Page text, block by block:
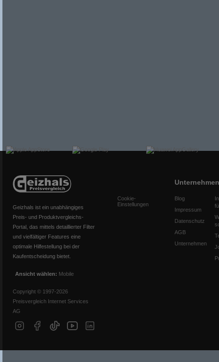
Geizhals ist ein unabhängiges
Preis- und Produktvergleichs-
Portal, das mittels detaillierter Filter
und vielfältiger Features eine
optimale Hilfestellung bei der
Kaufentscheidung bietet.
Ansicht wählen: Mobile
Copyright © 1997-2026
Preisvergleich Internet Services
AG
Cookie-
Einstellungen
Unternehmen
Blog
Impressum
Datenschutz
AGB
Unternehmen